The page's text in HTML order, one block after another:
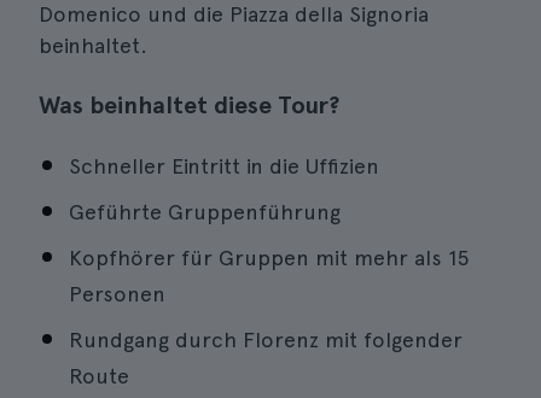
Domenico und die Piazza della Signoria
beinhaltet.
Was beinhaltet diese Tour?
Schneller Eintritt in die Uffizien
Geführte Gruppenführung
Kopfhörer für Gruppen mit mehr als 15
Personen
Rundgang durch Florenz mit folgender
Route